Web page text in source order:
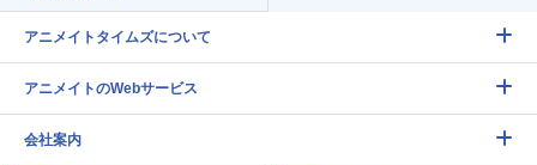
アニメイトタイムズについて
アニメイトのWebサービス
会社案内